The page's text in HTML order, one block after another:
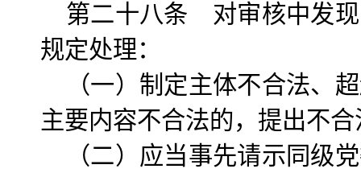
第二十八条 对审核中发
规定处理：
（一）制定主体不合法、
主要内容不合法的，提出不
（二）应当事先请示同级